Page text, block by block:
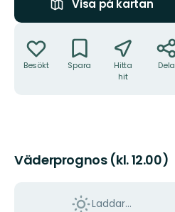
Visa på kartan
Besökt Spara
Hitta
hit
Dela
Väderprognos (kl. 12.00)
Laddar...